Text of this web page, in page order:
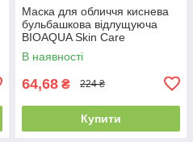
Маска для обличчя киснева
бульбашкова відлущуюча
BIOAQUA Skin Care
Carbonated Bubble Clay Mask
(100мл)
В наявності
64,68 ₴ 224 ₴
Купити